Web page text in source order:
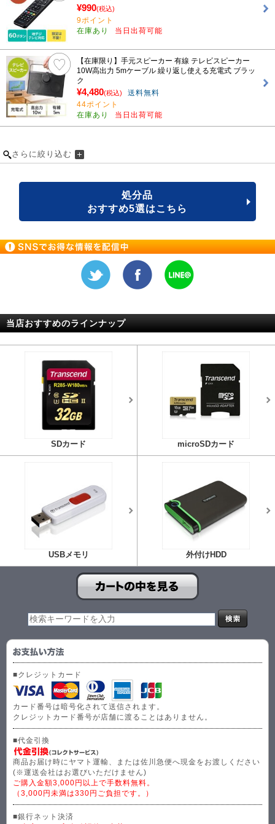
¥990(税込)
9ポイント
在庫あり
当日出荷可能
【在庫限り】手元スピーカー 有線 テレビスピーカー
10W高出力 5mケーブル 繰り返し使える充電式 ブラッ
ク
¥4,480(税込)
送料無料
44ポイント
在庫あり
当日出荷可能
さらに絞り込む
処分品
おすすめ5選はこちら
当店おすすめのラインナップ
SDカード microSDカード
USBメモリ 外付けHDD
■クレジットカード
カード番号は暗号化されて送信されます。
クレジットカード番号が店舗に渡ることはありません。
■代金引換
商品お届け時にヤマト運輸、または佐川急便へ現金をお渡しください
(※運送会社はお選びいただけません)
ご購入金額3,000円以上で手数料無料。
（3,000円未満は330円ご負担です。）
■銀行ネット決済